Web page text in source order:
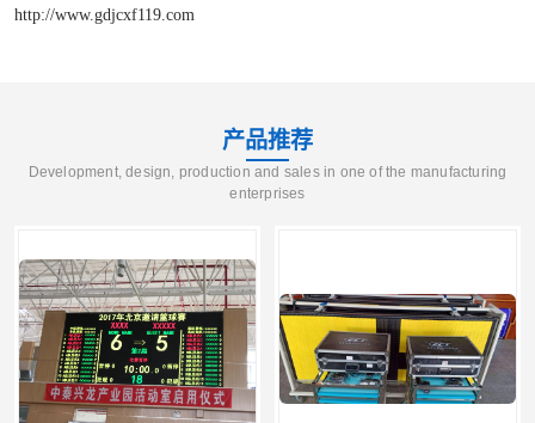
http://www.gdjcxf119.com
产品推荐
Development, design, production and sales in one of the manufacturing
enterprises